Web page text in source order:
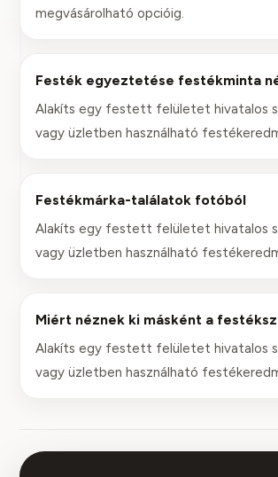
megvásárolható opcióig.
Festék egyeztetése festékminta
Alakíts egy festett felületet hivatalos
vagy üzletben használható
Festékmárka-találatok fotóból
Alakíts egy festett felületet hivatalos
vagy üzletben használható
Miért néznek ki másként a
Alakíts egy festett felületet hivatalos
vagy üzletben használható